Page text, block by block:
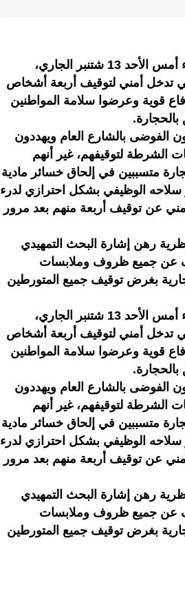
اضطر موظف شرطة يعمل بولاية أمن القنيطرة، مساء أمس الأحد 13 شتنبر الجاري،
تدخل أمني لتوقيف أربعة أشخاص
في حالة اندفاع قوية وعرضوا سلامة المواطنين
بالشارع العام ويهددون
الشرطة لتوقيفهم، غير أنهم
متسببين في إلحاق خسائر مادية
الوظيفي بشكل احترازي لدرء
عن توقيف أربعة منهم بعد مرور
رهن إشارة البحث التمهيدي
عن جميع ظروف وملابسات
جارية بغرض توقيف جميع المتورطين
اضطر موظف شرطة يعمل بولاية أمن القنيطرة، مساء أمس الأحد 13 شتنبر الجاري،
تدخل أمني لتوقيف أربعة أشخاص
في حالة اندفاع قوية وعرضوا سلامة المواطنين
بالشارع العام ويهددون
الشرطة لتوقيفهم، غير أنهم
متسببين في إلحاق خسائر مادية
الوظيفي بشكل احترازي لدرء
عن توقيف أربعة منهم بعد مرور
رهن إشارة البحث التمهيدي
عن جميع ظروف وملابسات
جارية بغرض توقيف جميع المتورطين